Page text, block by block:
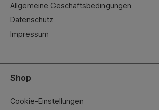
Allgemeine Geschäftsbedingungen
Datenschutz
Impressum
Shop
Cookie-Einstellungen